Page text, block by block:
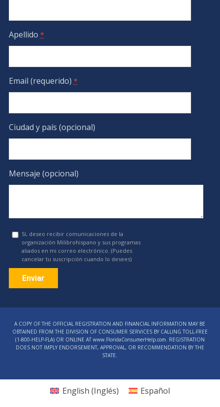
Apellido *
Email (requerido) *
Ciudad y país (opcional)
Mensaje (opcional)
Sí, deseo recibir comunicaciones de la
organización Milibrohispano y sus programas
aliados en mi correo electrónico. (Puedes
cancelar tu suscripción cuando lo desees)
Use.
Please
leave
A COPY OF THE OFFICIAL REGISTRATION AND FINANCIAL INFORMATION MAY BE
OBTAINED FROM THE DIVISION OF CONSUMER SERVICES BY CALLING TOLL-FREE
(1‑800‑HELP‑FLA) OR ONLINE AT www.FloridaConsumerHelp.com. REGISTRATION
DOES NOT IMPLY ENDORSEMENT, APPROVAL, OR RECOMMENDATION BY THE
STATE.
English (Inglés) Español